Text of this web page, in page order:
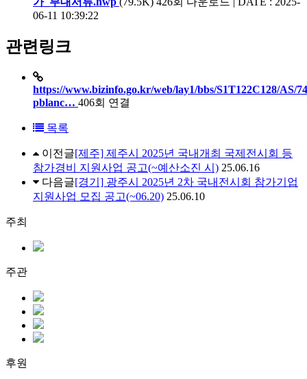
06-11 10:39:22
관련링크
https://www.bizinfo.go.kr/web/lay1/bbs/S1T122C128/AS/
pblanc… 406회 연결
목록
이전글[제주] 제주시 2025년 국내개최 국제전시회 등
참가경비 지원사업 공고(~예산소진 시) 25.06.16
다음글[경기] 광주시 2025년 2차 국내전시회 참가기업
지원사업 모집 공고(~06.20) 25.06.10
주최
주관
후원